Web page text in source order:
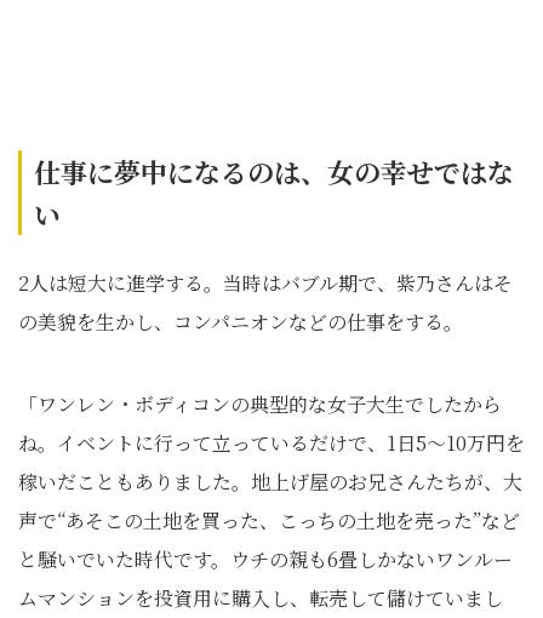
仕事に夢中になるのは、女の幸せではな
い
2人は短大に進学する。当時はバブル期で、紫乃さんはそ
の美貌を生かし、コンパニオンなどの仕事をする。
「ワンレン・ボディコンの典型的な女子大生でしたから
ね。イベントに行って立っているだけで、1日5～10万円を
稼いだこともありました。地上げ屋のお兄さんたちが、大
声で“あそこの土地を買った、こっちの土地を売った”など
と騒いでいた時代です。ウチの親も6畳しかないワンルー
ムマンションを投資用に購入し、転売して儲けていまし